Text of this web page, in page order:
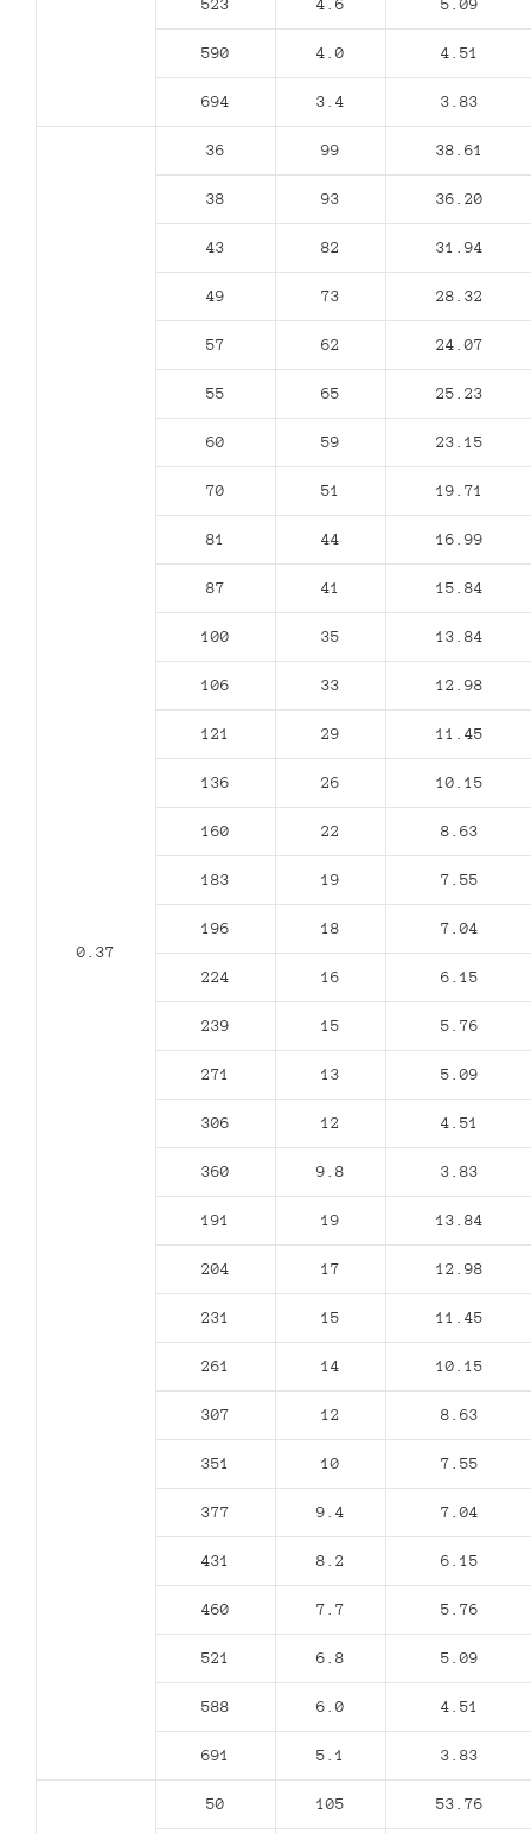
523 4.6 5.09
590 4.0 4.51
694 3.4 3.83
0.37
36 99 38.61
38 93 36.20
43 82 31.94
49 73 28.32
57 62 24.07
55 65 25.23
60 59 23.15
70 51 19.71
81 44 16.99
87 41 15.84
100 35 13.84
106 33 12.98
121 29 11.45
136 26 10.15
160 22 8.63
183 19 7.55
196 18 7.04
224 16 6.15
239 15 5.76
271 13 5.09
306 12 4.51
360 9.8 3.83
191 19 13.84
204 17 12.98
231 15 11.45
261 14 10.15
307 12 8.63
351 10 7.55
377 9.4 7.04
431 8.2 6.15
460 7.7 5.76
521 6.8 5.09
588 6.0 4.51
691 5.1 3.83
50 105 53.76